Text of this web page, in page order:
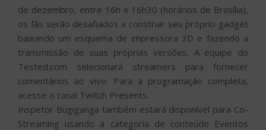
de dezembro, entre 16h e 16h30 (horários de Brasília),
os fãs serão desafiados a construir seu próprio gadget
baixando um esquema de impressora 3D e fazendo a
transmissão de suas próprias versões. A equipe do
Tested.com selecionará streamers para fornecer
comentários ao vivo. Para a programação completa,
acesse o canal Twitch Presents.
Inspetor Bugiganga também estará disponível para Co-
Streaming usando a categoria de conteúdo Eventos